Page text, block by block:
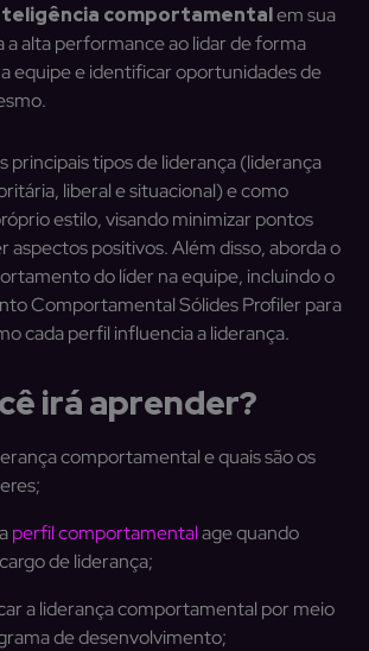
comportamentalem sua
a alta performance ao lidar de forma
equipe e identificar oportunidades de
principais tipos de liderança (liderança
liberal e situacional) e como
estilo, visando minimizar pontos
aspectos positivos. Além disso, aborda o
do líder na equipe, incluindo o
Comportamental Sólides Profiler para
cada perfil influencia a liderança.
irá aprender?
comportamental e quais são os
perfil comportamentalage quando
de liderança;
a liderança comportamental por meio
de desenvolvimento;